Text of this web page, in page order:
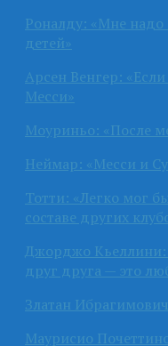
Роналду: «Мне надо
детей»
Арсен Венгер:
Месси»
Моуриньо: «После
Неймар: «Месси и
Тотти: «Легко мог
составе других
Джорджо
друг друга — это
Златан
Маурисио